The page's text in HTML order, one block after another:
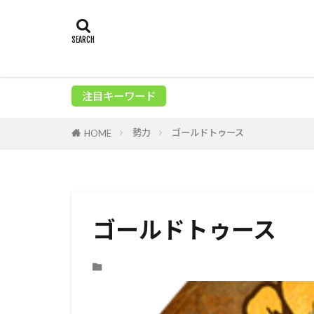
注目キーワード
HOME 勢力 ゴールドトゥース
ゴールドトゥース